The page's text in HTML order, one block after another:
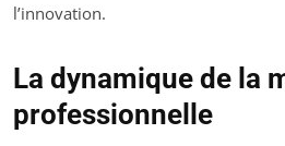
l’innovation.
La dynamique de la
professionnelle